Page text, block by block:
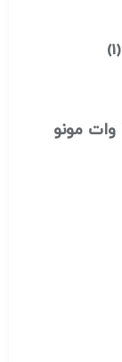
مشخصات و خرید پنل خورشیدی 380 وات مونو